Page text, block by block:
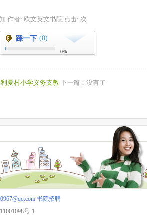
作者: 欧文英文书院 点击: 次
踩一下 (0)
0%
夏村小学义务支教 下一篇：没有了
书院招聘
号-1